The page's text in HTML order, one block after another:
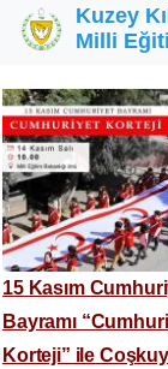
Ana içeriğe atla
Kuzey
Milli
15 Kasım
Bayramı
Korteji” ile